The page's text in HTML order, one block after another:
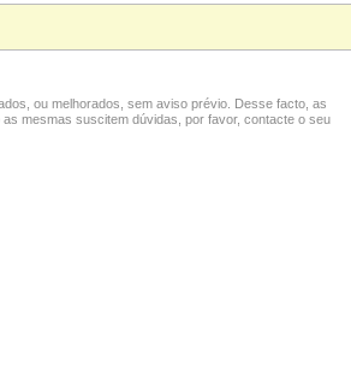
ou melhorados, sem aviso prévio. Desse facto, as
mesmas suscitem dúvidas, por favor, contacte o seu